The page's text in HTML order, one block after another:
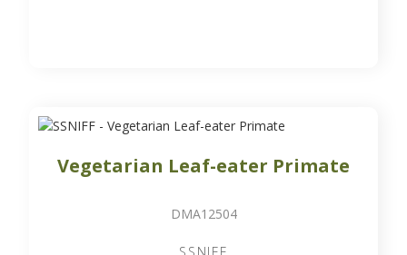
Vegetarian Leaf-eater Primate
DMA12504
SSNIFF